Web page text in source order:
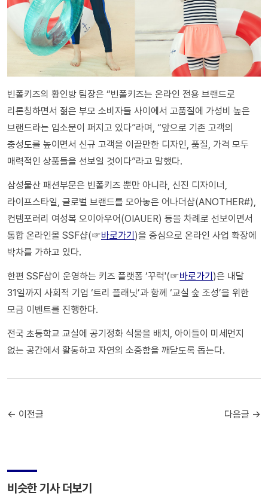
빈폴키즈의 황인방 팀장은 “빈폴키즈는 온라인 전용 브랜드로
리론칭하면서 젊은 부모 소비자들 사이에서 고품질에 가성비 높은
브랜드라는 입소문이 퍼지고 있다”라며, “앞으로 기존 고객의
충성도를 높이면서 신규 고객을 이끌만한 디자인, 품질, 가격 모두
매력적인 상품들을 선보일 것이다”라고 말했다.
삼성물산 패션부문은 빈폴키즈 뿐만 아니라, 신진 디자이너,
라이프스타일, 글로벌 브랜드를 모아놓은 어나더샵(ANOTHER#),
컨템포러리 여성복 오이아우어(OIAUER) 등을 차례로 선보이면서
통합 온라인몰 SSF샵(☞바로가기)을 중심으로 온라인 사업 확장에
박차를 가하고 있다.
한편 SSF샵이 운영하는 키즈 플랫폼 ‘꾸럭'(☞바로가기)은 내달
31일까지 사회적 기업 ‘트리 플래닛’과 함께 ‘교실 숲 조성’을 위한
모금 이벤트를 진행한다.
전국 초등학교 교실에 공기정화 식물을 배치, 아이들이 미세먼지
없는 공간에서 활동하고 자연의 소중함을 깨닫도록 돕는다.
← 이전글 다음글 →
비슷한 기사 더보기